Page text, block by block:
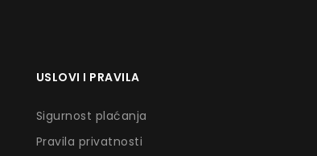
USLOVI I PRAVILA
Sigurnost plaćanja
Pravila privatnosti